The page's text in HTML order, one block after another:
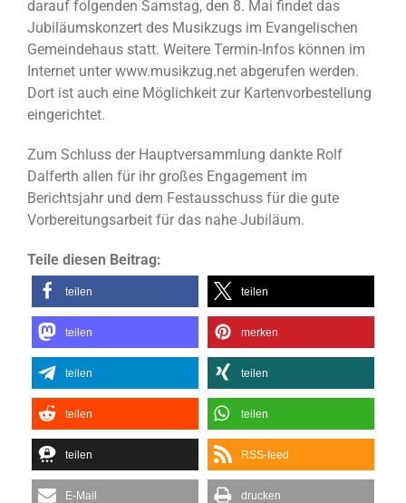
darauf folgenden Samstag, den 8. Mai findet das
Jubiläumskonzert des Musikzugs im Evangelischen
Gemeindehaus statt. Weitere Termin-Infos können im
Internet unter www.musikzug.net abgerufen werden.
Dort ist auch eine Möglichkeit zur Kartenvorbestellung
eingerichtet.
Zum Schluss der Hauptversammlung dankte Rolf
Dalferth allen für ihr großes Engagement im
Berichtsjahr und dem Festausschuss für die gute
Vorbereitungsarbeit für das nahe Jubiläum.
Teile diesen Beitrag:
teilen teilen
teilen merken
teilen teilen
teilen teilen
teilen RSS-feed
E-Mail drucken